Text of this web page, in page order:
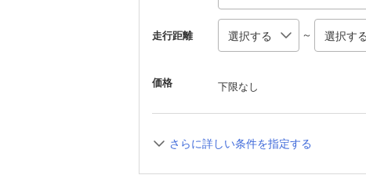
走行距離 ～
価格 下限なし
さらに詳しい条件を指定する